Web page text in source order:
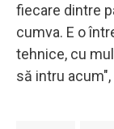
fiecare dintre
cumva. E o
tehnice, cu
să intru